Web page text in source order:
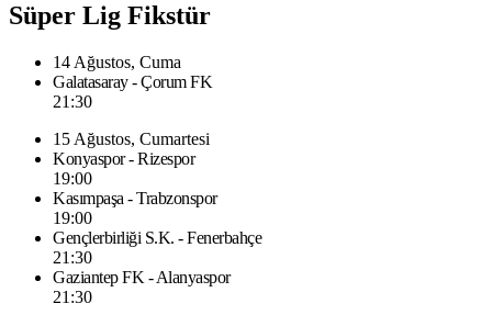
Süper Lig Fikstür
14 Ağustos, Cuma
Galatasaray - Çorum FK
21:30
15 Ağustos, Cumartesi
Konyaspor - Rizespor
19:00
Kasımpaşa - Trabzonspor
19:00
Gençlerbirliği S.K. - Fenerbahçe
21:30
Gaziantep FK - Alanyaspor
21:30